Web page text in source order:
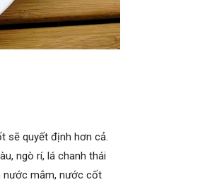
sẽ quyết định hơn cả.
ngò rí, lá chanh thái
nước mắm, nước cốt